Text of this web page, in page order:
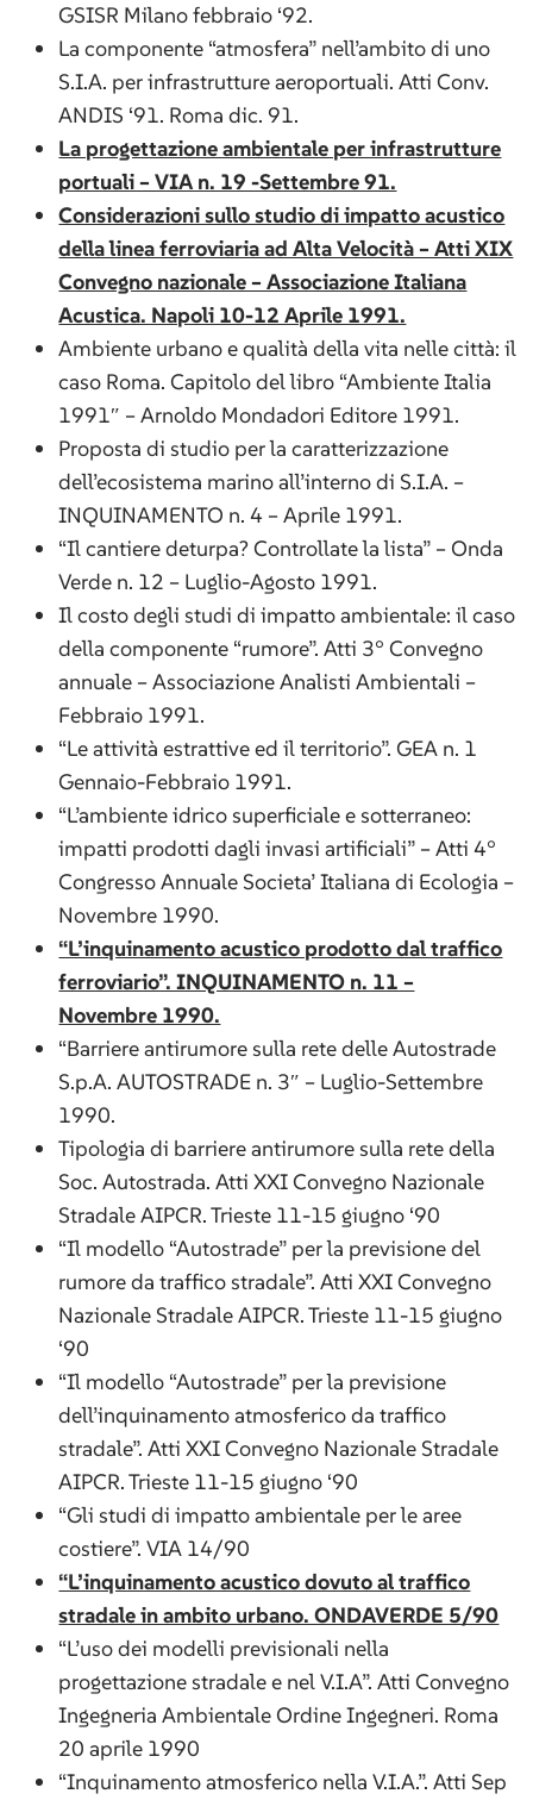
GSISR Milano febbraio ‘92.
La componente “atmosfera” nell’ambito di uno
S.I.A. per infrastrutture aeroportuali. Atti Conv.
ANDIS ‘91. Roma dic. 91.
La progettazione ambientale per infrastrutture
portuali – VIA n. 19 -Settembre 91.
Considerazioni sullo studio di impatto acustico
della linea ferroviaria ad Alta Velocità – Atti XIX
Convegno nazionale – Associazione Italiana
Acustica. Napoli 10-12 Aprile 1991.
Ambiente urbano e qualità della vita nelle città: il
caso Roma. Capitolo del libro “Ambiente Italia
1991″ – Arnoldo Mondadori Editore 1991.
Proposta di studio per la caratterizzazione
dell’ecosistema marino all’interno di S.I.A. –
INQUINAMENTO n. 4 – Aprile 1991.
“Il cantiere deturpa? Controllate la lista” – Onda
Verde n. 12 – Luglio-Agosto 1991.
Il costo degli studi di impatto ambientale: il caso
della componente “rumore”. Atti 3° Convegno
annuale – Associazione Analisti Ambientali –
Febbraio 1991.
“Le attività estrattive ed il territorio”. GEA n. 1
Gennaio-Febbraio 1991.
“L’ambiente idrico superficiale e sotterraneo:
impatti prodotti dagli invasi artificiali” – Atti 4°
Congresso Annuale Societa’ Italiana di Ecologia –
Novembre 1990.
“L’inquinamento acustico prodotto dal traffico
ferroviario”. INQUINAMENTO n. 11 –
Novembre 1990.
“Barriere antirumore sulla rete delle Autostrade
S.p.A. AUTOSTRADE n. 3″ – Luglio-Settembre
1990.
Tipologia di barriere antirumore sulla rete della
Soc. Autostrada. Atti XXI Convegno Nazionale
Stradale AIPCR. Trieste 11-15 giugno ‘90
“Il modello “Autostrade” per la previsione del
rumore da traffico stradale”. Atti XXI Convegno
Nazionale Stradale AIPCR. Trieste 11-15 giugno
‘90
“Il modello “Autostrade” per la previsione
dell’inquinamento atmosferico da traffico
stradale”. Atti XXI Convegno Nazionale Stradale
AIPCR. Trieste 11-15 giugno ‘90
“Gli studi di impatto ambientale per le aree
costiere”. VIA 14/90
“L’inquinamento acustico dovuto al traffico
stradale in ambito urbano. ONDAVERDE 5/90
“L’uso dei modelli previsionali nella
progettazione stradale e nel V.I.A”. Atti Convegno
Ingegneria Ambientale Ordine Ingegneri. Roma
20 aprile 1990
“Inquinamento atmosferico nella V.I.A.”. Atti Sep